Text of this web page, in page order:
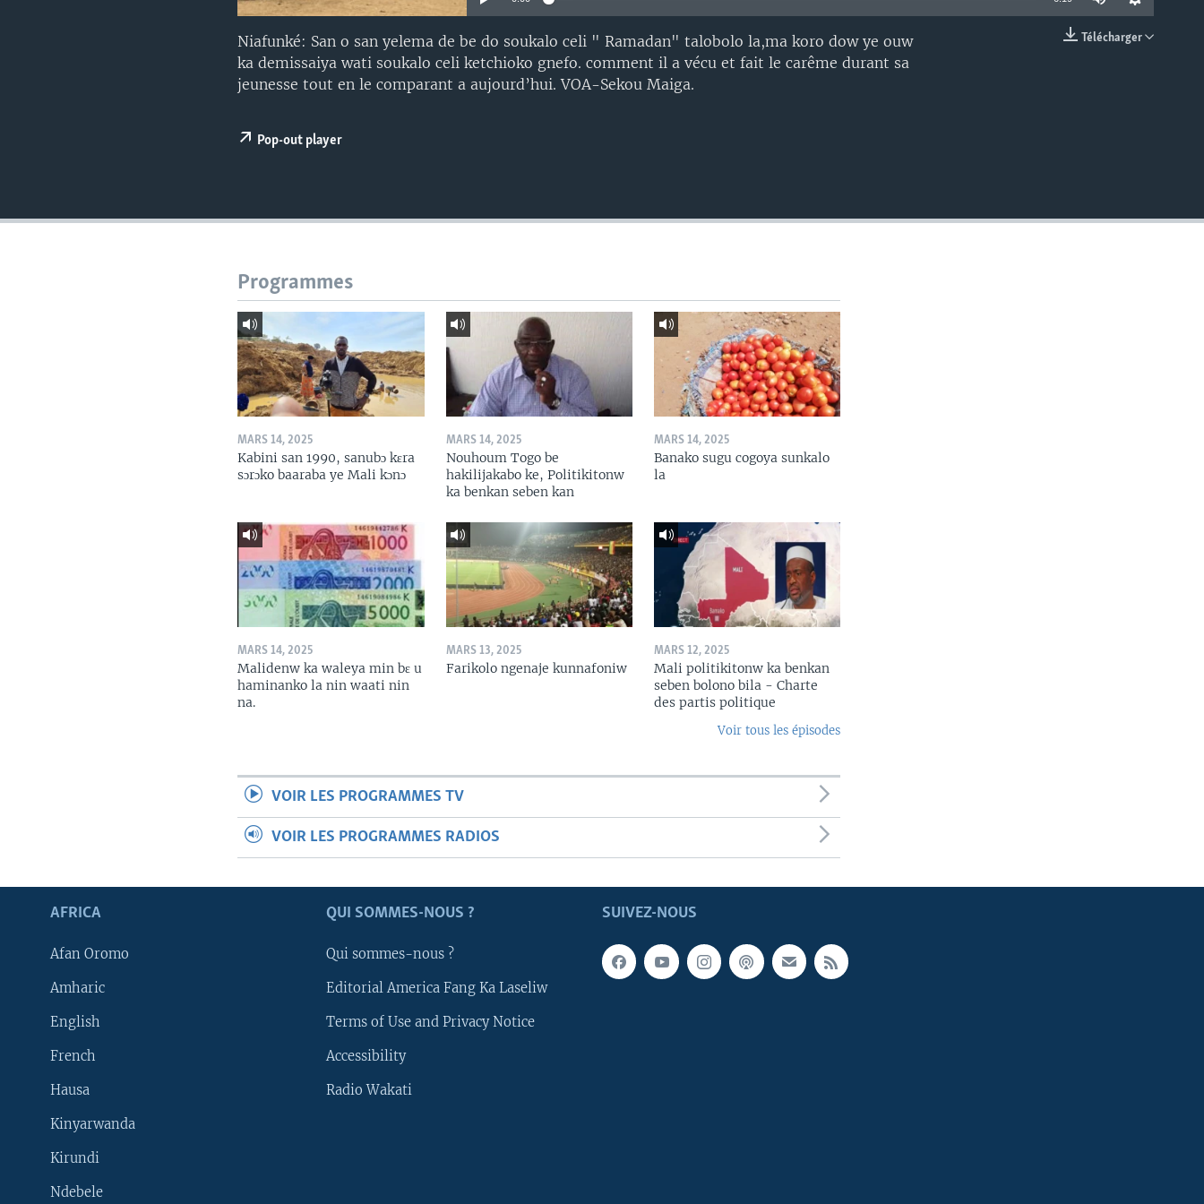
Télécharger
Niafunké: San o san yelema de be do soukalo celi " Ramadan" talobolo la,ma koro dow ye ouw
ka demissaiya wati soukalo celi ketchioko gnefo. comment il a vécu et fait le carême durant sa
jeunesse tout en le comparant a aujourd’hui. VOA-Sekou Maiga.
Pop-out player
Programmes
MARS 14, 2025
Kabini san 1990, sanubɔ kɛra
sɔrɔko baaraba ye Mali kɔnɔ
MARS 14, 2025
Nouhoum Togo be
hakilijakabo ke, Politikitonw
ka benkan seben kan
MARS 14, 2025
Banako sugu cogoya sunkalo
la
MARS 14, 2025
Malidenw ka waleya min bɛ u
haminanko la nin waati nin
na.
MARS 13, 2025
Farikolo ngenaje kunnafoniw
MARS 12, 2025
Mali politikitonw ka benkan
seben bolono bila - Charte
des partis politique
Voir tous les épisodes
VOIR LES PROGRAMMES TV
VOIR LES PROGRAMMES RADIOS
SUIVEZ-NOUS
AFRICA
Afan Oromo
Amharic
English
French
Hausa
Kinyarwanda
Kirundi
Ndebele
QUI SOMMES-NOUS ?
Qui sommes-nous ?
Editorial America Fang Ka Laseliw
Terms of Use and Privacy Notice
Accessibility
Radio Wakati